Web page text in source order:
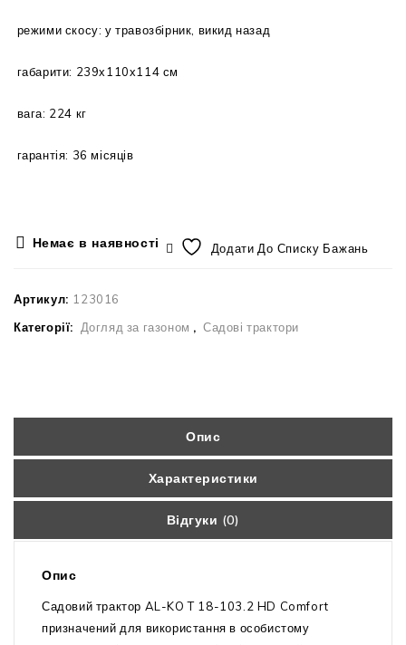
режими скосу: у травозбірник, викид назад
габарити: 239х110х114 см
вага: 224 кг
гарантія: 36 місяців
Немає в наявності Додати До Списку Бажань
Артикул: 123016
Категорії:
Догляд за газоном , Садові трактори
Опис
Характеристики
Відгуки (0)
Опис
Садовий трактор AL-KO T 18-103.2 HD Comfort
призначений для використання в особистому